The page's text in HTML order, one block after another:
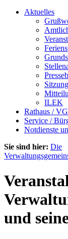
Aktuelles
ILEK
Rathaus /
Service /
Notdienste
Sie sind hier: Die
und